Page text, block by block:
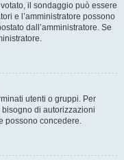
il sondaggio può essere
e l’amministratore possono
dall’amministratore. Se
utenti o gruppi. Per
bisogno di autorizzazioni
possono concedere.